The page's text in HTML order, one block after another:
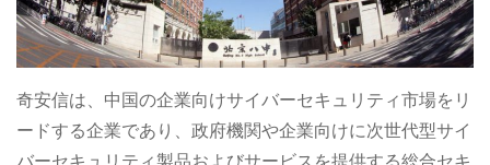
奇安信は、中国の企業向けサイバーセキュリティ市場をリ
ードする企業であり、政府機関や企業向けに次世代型サイ